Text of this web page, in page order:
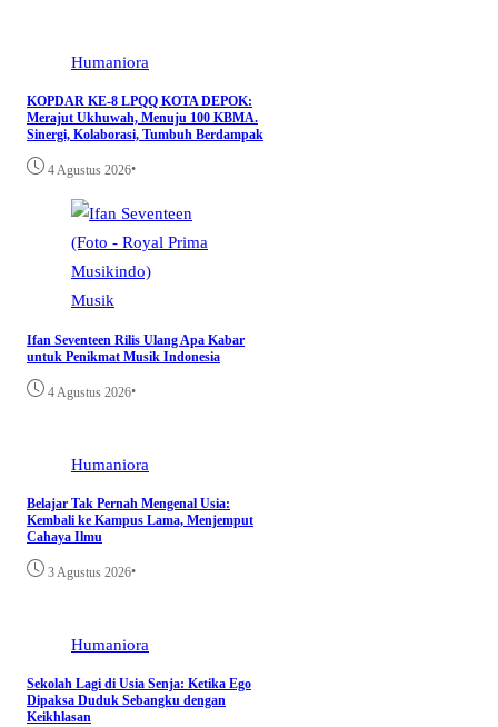
Humaniora
KOPDAR KE-8 LPQQ KOTA DEPOK:
Merajut Ukhuwah, Menuju 100 KBMA.
Sinergi, Kolaborasi, Tumbuh Berdampak
4 Agustus 2026•
Musik
Ifan Seventeen Rilis Ulang Apa Kabar
untuk Penikmat Musik Indonesia
4 Agustus 2026•
Humaniora
Belajar Tak Pernah Mengenal Usia:
Kembali ke Kampus Lama, Menjemput
Cahaya Ilmu
3 Agustus 2026•
Humaniora
Sekolah Lagi di Usia Senja: Ketika Ego
Dipaksa Duduk Sebangku dengan
Keikhlasan